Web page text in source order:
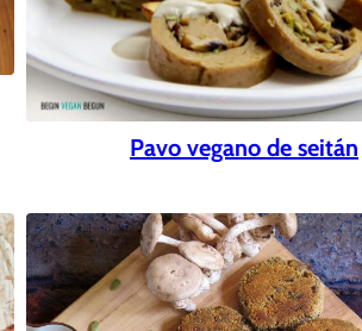
Pavo vegano de seitán